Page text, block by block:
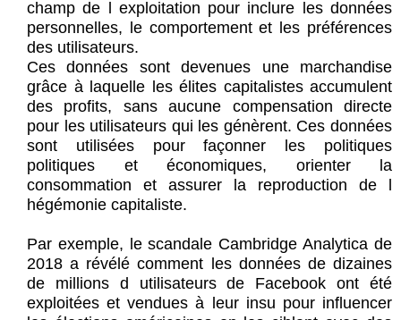
champ de l exploitation pour inclure les données
personnelles, le comportement et les préférences
des utilisateurs.
Ces données sont devenues une marchandise
grâce à laquelle les élites capitalistes accumulent
des profits, sans aucune compensation directe
pour les utilisateurs qui les génèrent. Ces données
sont utilisées pour façonner les politiques
politiques et économiques, orienter la
consommation et assurer la reproduction de l
hégémonie capitaliste.
Par exemple, le scandale Cambridge Analytica de
2018 a révélé comment les données de dizaines
de millions d utilisateurs de Facebook ont été
exploitées et vendues à leur insu pour influencer